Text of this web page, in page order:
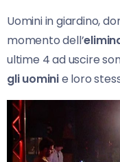
Uomini in giardino,
momento dell’
ultime 4 ad uscire
gli uominie loro